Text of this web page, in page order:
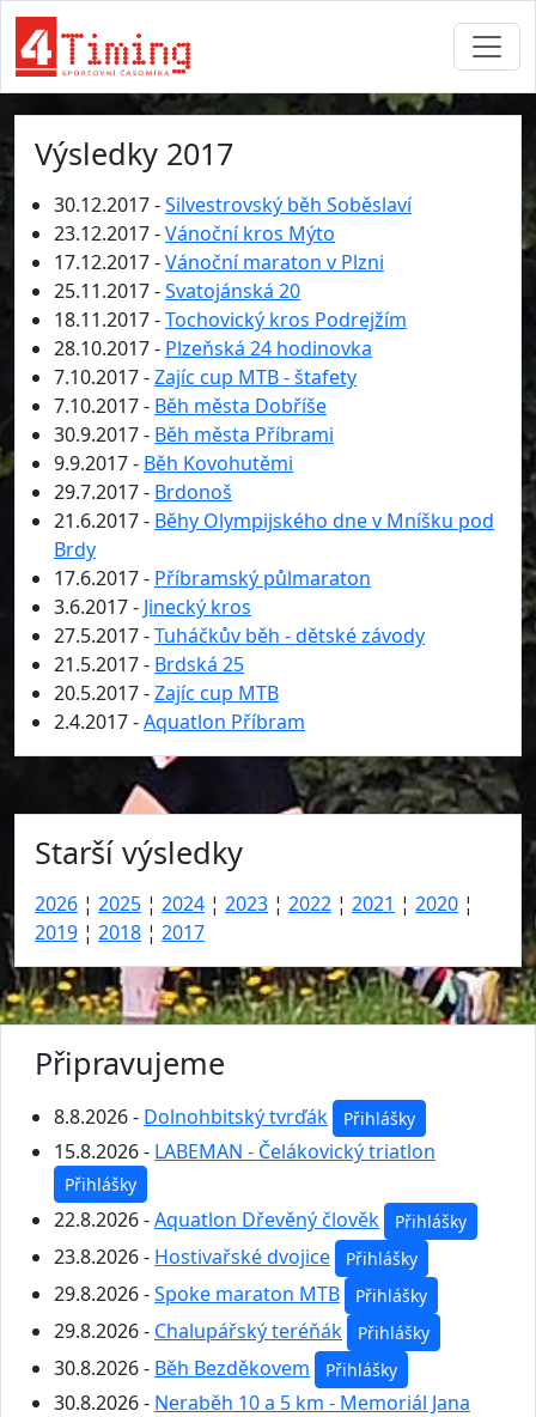
Výsledky 2017
30.12.2017 -Silvestrovský běh Soběslaví
23.12.2017 -Vánoční kros Mýto
17.12.2017 -Vánoční maraton v Plzni
25.11.2017 -Svatojánská 20
18.11.2017 -Tochovický kros Podrejžím
28.10.2017 - Plzeňská 24 hodinovka
7.10.2017 -Zajíc cup MTB - štafety
7.10.2017 - Běh města Dobříše
30.9.2017 - Běh města Příbrami
9.9.2017 - Běh Kovohutěmi
29.7.2017 - Brdonoš
21.6.2017 - Běhy Olympijského dne v Mníšku pod
Brdy
17.6.2017 - Příbramský půlmaraton
3.6.2017 - Jinecký kros
27.5.2017 -Tuháčkův běh - dětské závody
21.5.2017 - Brdská 25
20.5.2017 -Zajíc cup MTB
2.4.2017 -Aquatlon Příbram
Starší výsledky
2026 ¦ 2025 ¦ 2024 ¦ 2023 ¦ 2022 ¦ 2021 ¦ 2020 ¦
2019 ¦ 2018 ¦ 2017
Připravujeme
8.8.2026 - Dolnohbitský tvrďák Přihlášky
15.8.2026 - LABEMAN - Čelákovický triatlon
Přihlášky
22.8.2026 -Aquatlon Dřevěný člověk Přihlášky
23.8.2026 - Hostivařské dvojice Přihlášky
29.8.2026 -Spoke maraton MTB Přihlášky
29.8.2026 - Chalupářský teréňák Přihlášky
30.8.2026 - Běh Bezděkovem Přihlášky
30.8.2026 - Neraběh 10 a 5 km - Memoriál Jana